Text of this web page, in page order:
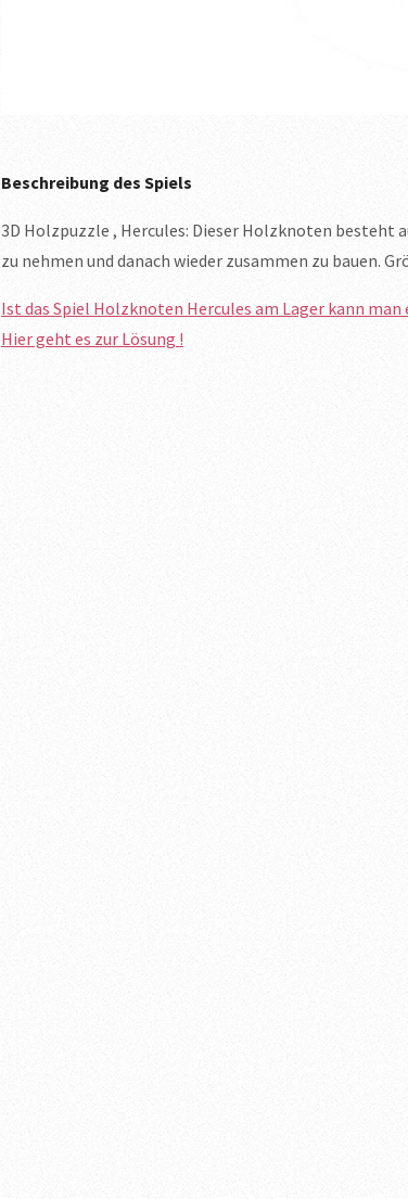
Beschreibung des Spiels
3D Holzpuzzle , Hercules: Dieser Holzknoten besteht
zu nehmen und danach wieder zusammen zu bauen.
Ist das Spiel Holzknoten Hercules am Lager kann man
Hier geht es zur Lösung !